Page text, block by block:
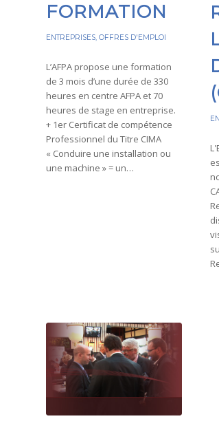
FORMATION
ENTREPRISES, OFFRES D'EMPLOI
L’AFPA propose une formation
de 3 mois d’une durée de 330
heures en centre AFPA et 70
heures de stage en entreprise.
+ 1er Certificat de compétence
Professionnel du Titre CIMA
« Conduire une installation ou
une machine » = un…